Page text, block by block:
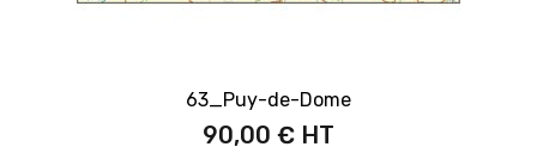
63_Puy-de-Dome
90,00 €